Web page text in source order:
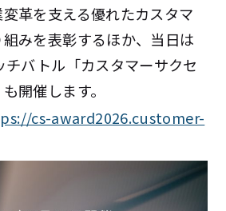
革を支える優れたカスタマ
みを表彰するほか、当日は
チバトル「カスタマーサクセ
開催します。
cs-award2026.customer-